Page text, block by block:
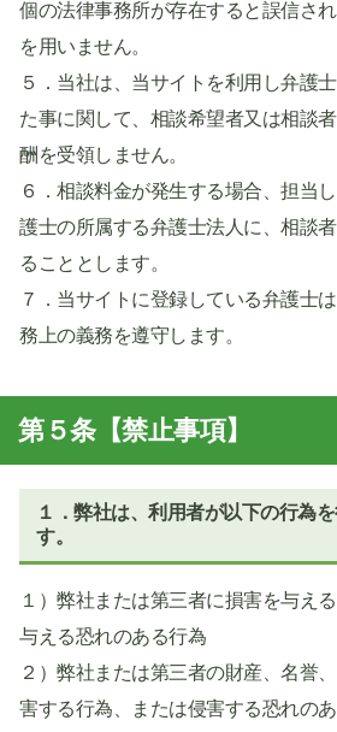
個の法律事務所が存在すると誤信さ
を用いません。
５．当社は、当サイトを利用し弁護
た事に関して、相談希望者又は相談
酬を受領しません。
６．相談料金が発生する場合、担当
護士の所属する弁護士法人に、相談
ることとします。
７．当サイトに登録している弁護士
務上の義務を遵守します。
第５条【禁止事項】
１．弊社は、利用者が以下の行為
す。
１）弊社または第三者に損害を与え
与える恐れのある行為
２）弊社または第三者の財産、名誉
害する行為、または侵害する恐れの